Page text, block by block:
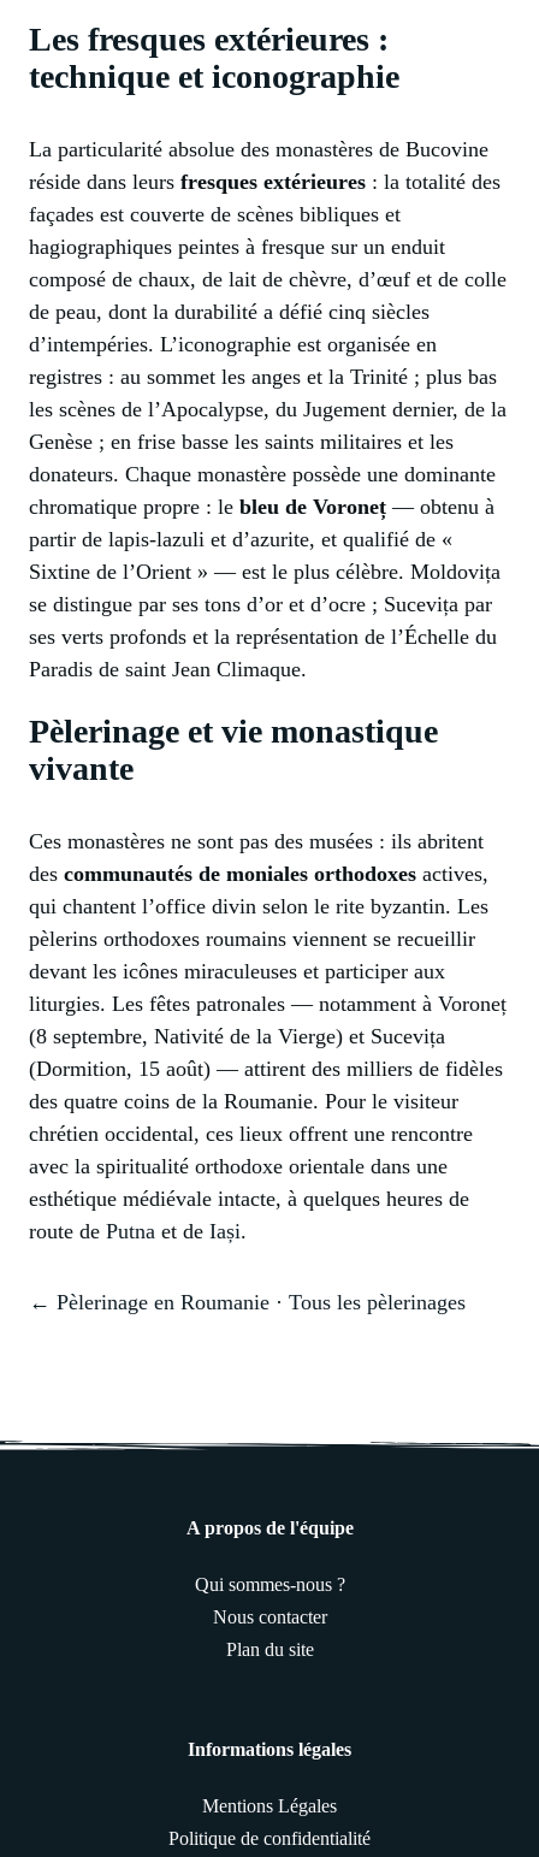
Les fresques extérieures :
technique et iconographie
La particularité absolue des monastères de Bucovine
réside dans leurs fresques extérieures : la totalité des
façades est couverte de scènes bibliques et
hagiographiques peintes à fresque sur un enduit
composé de chaux, de lait de chèvre, d’œuf et de colle
de peau, dont la durabilité a défié cinq siècles
d’intempéries. L’iconographie est organisée en
registres : au sommet les anges et la Trinité ; plus bas
les scènes de l’Apocalypse, du Jugement dernier, de la
Genèse ; en frise basse les saints militaires et les
donateurs. Chaque monastère possède une dominante
chromatique propre : le bleu de Voroneț — obtenu à
partir de lapis-lazuli et d’azurite, et qualifié de «
Sixtine de l’Orient » — est le plus célèbre. Moldovița
se distingue par ses tons d’or et d’ocre ; Sucevița par
ses verts profonds et la représentation de l’Échelle du
Paradis de saint Jean Climaque.
Pèlerinage et vie monastique
vivante
Ces monastères ne sont pas des musées : ils abritent
des communautés de moniales orthodoxes actives,
qui chantent l’office divin selon le rite byzantin. Les
pèlerins orthodoxes roumains viennent se recueillir
devant les icônes miraculeuses et participer aux
liturgies. Les fêtes patronales — notamment à Voroneț
(8 septembre, Nativité de la Vierge) et Sucevița
(Dormition, 15 août) — attirent des milliers de fidèles
des quatre coins de la Roumanie. Pour le visiteur
chrétien occidental, ces lieux offrent une rencontre
avec la spiritualité orthodoxe orientale dans une
esthétique médiévale intacte, à quelques heures de
route de Putna et de Iași.
← Pèlerinage en Roumanie · Tous les pèlerinages
A propos de l'équipe
Qui sommes-nous ?
Nous contacter
Plan du site
Informations légales
Mentions Légales
Politique de confidentialité